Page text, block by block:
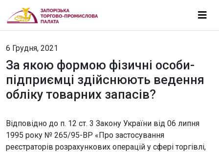
6 Грудня, 2021
За якою формою фізичні особи-
підприємці здійснюють ведення
обліку товарних запасів?
Відповідно до п. 12 ст. 3 Закону України від 06 липня
1995 року № 265/95-ВР «Про застосування
реєстраторів розрахункових операцій у сфері торгівлі,